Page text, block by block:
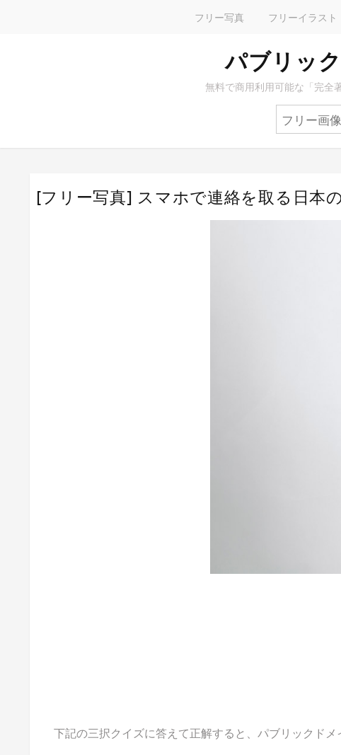
フリー写真 フリーイラスト
パブリッ
無料で商用利用可能な「完全
[フリー写真] スマホで連絡を取る日本
下記の三択クイズに答えて正解すると、パブリックド